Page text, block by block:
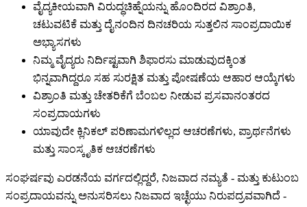
ವೈದ್ಯಕೀಯವಾಗಿ ವಿರುದ್ಧಚಿಹ್ನೆಯನ್ನು ಹೊಂದಿರದ ವಿಶ್ರಾಂತಿ,
ಚಟುವಟಿಕೆ ಮತ್ತು ದೈನಂದಿನ ದಿನಚರಿಯ ಸುತ್ತಲಿನ ಸಾಂಪ್ರದಾಯಿಕ
ಅಭ್ಯಾಸಗಳು
ನಿಮ್ಮ ವೈದ್ಯರು ನಿರ್ದಿಷ್ಟವಾಗಿ ಶಿಫಾರಸು ಮಾಡುವುದಕ್ಕಿಂತ
ಭಿನ್ನವಾಗಿದ್ದರೂ ಸಹ ಸುರಕ್ಷಿತ ಮತ್ತು ಪೋಷಣೆಯ ಆಹಾರ ಆಯ್ಕೆಗಳು
ವಿಶ್ರಾಂತಿ ಮತ್ತು ಚೇತರಿಕೆಗೆ ಬೆಂಬಲ ನೀಡುವ ಪ್ರಸವಾನಂತರದ
ಸಂಪ್ರದಾಯಗಳು
ಯಾವುದೇ ಕ್ಲಿನಿಕಲ್ ಪರಿಣಾಮಗಳಿಲ್ಲದ ಆಚರಣೆಗಳು, ಪ್ರಾರ್ಥನೆಗಳು
ಮತ್ತು ಸಾಂಸ್ಕೃತಿಕ ಆಚರಣೆಗಳು
ಸಂಘರ್ಷವು ಎರಡನೆಯ ವರ್ಗದಲ್ಲಿದ್ದರೆ, ನಿಜವಾದ ನಮ್ಯತೆ - ಮತ್ತು ಕುಟುಂಬ
ಸಂಪ್ರದಾಯವನ್ನು ಅನುಸರಿಸಲು ನಿಜವಾದ ಇಚ್ಛೆಯು ನಿರುಪದ್ರವವಾಗಿದೆ -